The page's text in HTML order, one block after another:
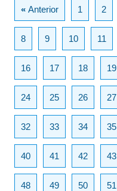
«Anterior 1 2
8 9 10 11
16 17 18 19
24 25 26 27
32 33 34 35
40 41 42 43
48 49 50 51